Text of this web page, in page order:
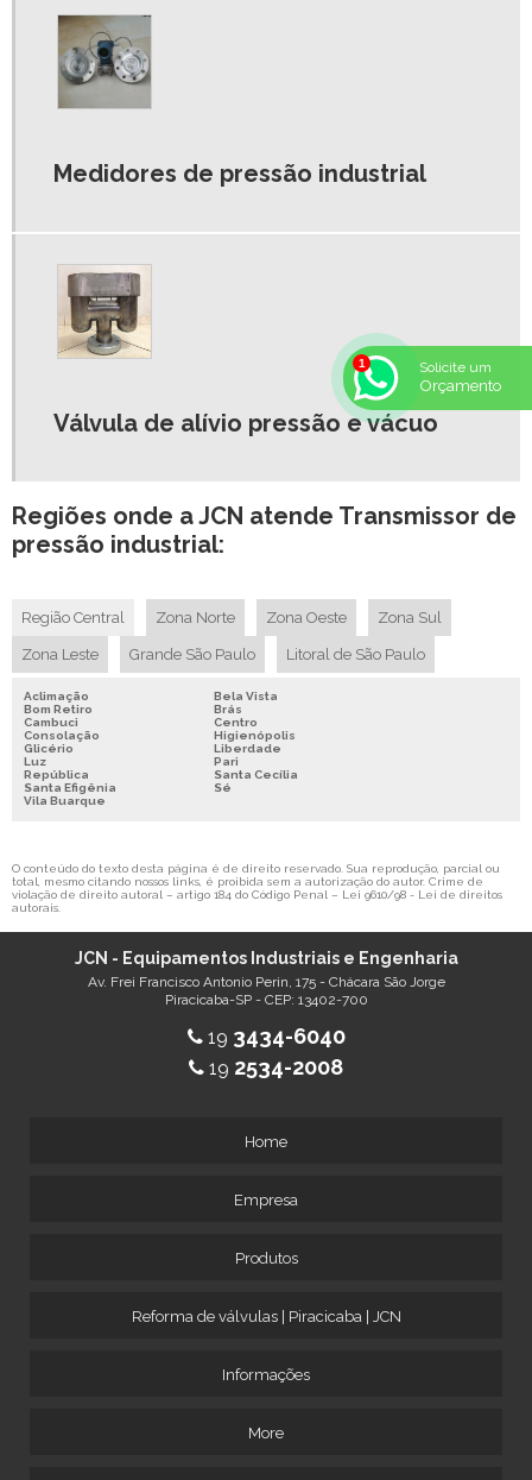
Medidores de pressão industrial
Válvula de alívio pressão e vácuo
Regiões onde a JCN atende Transmissor de
pressão industrial:
Região Central Zona Norte Zona Oeste Zona Sul
Zona Leste Grande São Paulo Litoral de São Paulo
Aclimação
Bela Vista
Bom Retiro
Brás
Cambuci
Centro
Consolação
Higienópolis
Glicério
Liberdade
Luz
Pari
República
Santa Cecília
Santa Efigênia
Sé
Vila Buarque
O conteúdo do texto desta página é de direito reservado. Sua reprodução, parcial ou
total, mesmo citando nossos links, é proibida sem a autorização do autor. Crime de
violação de direito autoral – artigo 184 do Código Penal – Lei 9610/98 - Lei de direitos
autorais
JCN - Equipamentos Industriais e Engenharia
Av. Frei Francisco Antonio Perin, 175 - Chácara São Jorge
Piracicaba-SP - CEP: 13402-700
19 3434-6040
19 2534-2008
Home
Empresa
Produtos
Reforma de válvulas | Piracicaba | JCN
Informações
More
Solicite um
Orçamento